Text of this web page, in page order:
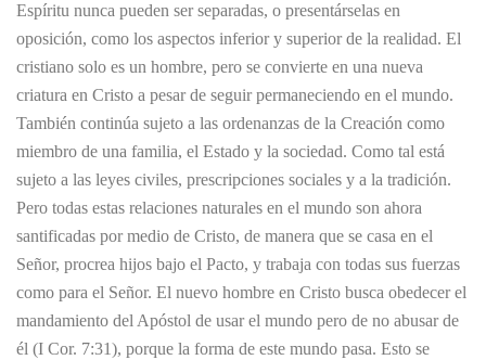
Espíritu nunca pueden ser separadas, o presentárselas en
oposición, como los aspectos inferior y superior de la realidad. El
cristiano solo es un hombre, pero se convierte en una nueva
criatura en Cristo a pesar de seguir permaneciendo en el mundo.
También continúa sujeto a las ordenanzas de la Creación como
miembro de una familia, el Estado y la sociedad. Como tal está
sujeto a las leyes civiles, prescripciones sociales y a la tradición.
Pero todas estas relaciones naturales en el mundo son ahora
santificadas por medio de Cristo, de manera que se casa en el
Señor, procrea hijos bajo el Pacto, y trabaja con todas sus fuerzas
como para el Señor. El nuevo hombre en Cristo busca obedecer el
mandamiento del Apóstol de usar el mundo pero de no abusar de
él (I Cor. 7:31), porque la forma de este mundo pasa. Esto se